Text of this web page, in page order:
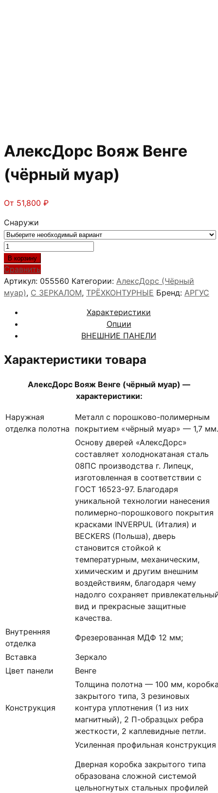
АлексДорс Вояж Венге
(чёрный муар)
От 51,800 ₽
Снаружи
Количество
товара
АлексДорс
Вояж
Венге
муар)
В корзину
Сравнить
Артикул: 055560 Категории: АлексДорс (Чёрный
муар), С ЗЕРКАЛОМ, ТРЁХКОНТУРНЫЕ Бренд: АРГУС
Характеристики
Опции
ВНЕШНИЕ ПАНЕЛИ
Характеристики товара
АлексДорс Вояж Венге (чёрный муар) —
характеристики:
Наружная
отделка полотна
Металл с порошково-полимерным
покрытием «чёрный муар» — 1,7 мм.
Основу дверей «АлексДорс»
составляет холоднокатаная сталь
08ПС производства г. Липецк,
изготовленная в соответствии с
ГОСТ 16523-97. Благодаря
уникальной технологии нанесения
полимерно-порошкового покрытия
красками INVERPUL (Италия) и
BECKERS (Польша), дверь
становится стойкой к
температурным, механическим,
химическим и другим внешним
воздействиям, благодаря чему
надолго сохраняет
вид и прекрасные защитные
качества.
Внутренняя
отделка
Фрезерованная МДФ 12 мм;
Вставка
Зеркало
Цвет панели
Венге
Конструкция
Толщина полотна — 100 мм,
закрытого типа, 3 резиновых
контура уплотнения (1 из них
магнитный), 2 П-образцых ребра
жесткости, 2 каплевидные петли.
Усиленная профильная конструкция
Дверная коробка закрытого типа
образована сложной системой
цельногнутых стальных профилей